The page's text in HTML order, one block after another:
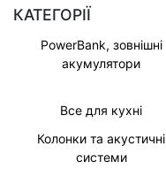
КАТЕГОРІЇ
PowerBank, зовнішні
акумулятори
Все для кухні
Колонки та акустичні
системи